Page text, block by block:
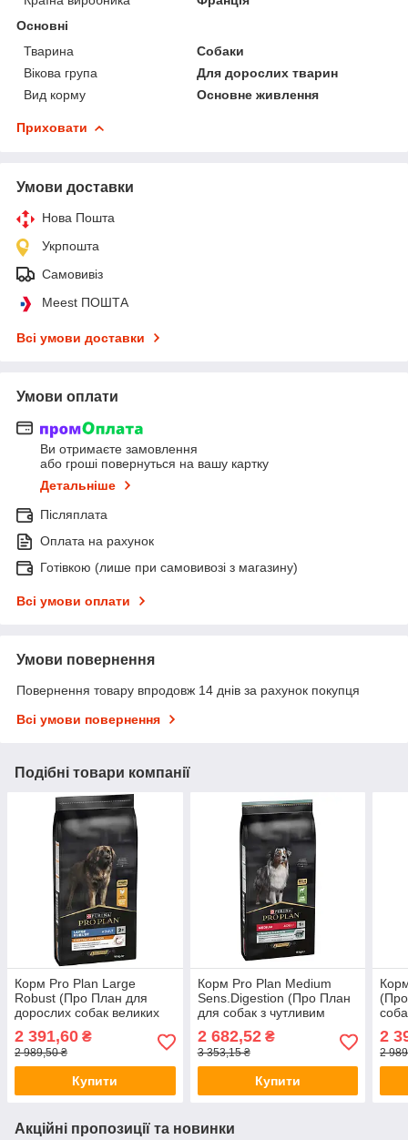
Основні
Тварина
Собаки
Вікова група
Для дорослих тварин
Вид корму
Основне живлення
Приховати
Умови доставки
Нова Пошта
Укрпошта
Самовивіз
Meest ПОШТА
Всі умови доставки
Умови оплати
Ви отримаєте замовлення
або гроші повернуться на вашу картку
Детальніше
Післяплата
Оплата на рахунок
Готівкою (лише при самовивозі з магазину)
Всі умови оплати
Умови повернення
Повернення товару впродовж 14 днів за рахунок покупця
Всі умови повернення
Подібні товари компанії
Корм Pro Plan Large
Robust (Про План для
дорослих собак великих
2 391,60 ₴
2 989,50 ₴
Купити
Корм Pro Plan Medium
Sens.Digestion (Про План
для собак з чутливим
2 682,52₴
3 353,15 ₴
Купити
2
2
Акційні пропозиції та новинки